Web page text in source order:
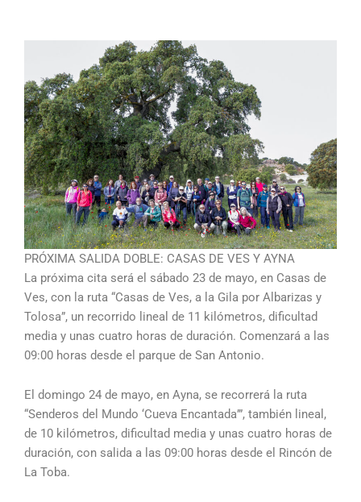
PRÓXIMA SALIDA DOBLE: CASAS DE VES Y AYNA
La próxima cita será el sábado 23 de mayo, en Casas de
Ves, con la ruta “Casas de Ves, a la Gila por Albarizas y
Tolosa”, un recorrido lineal de 11 kilómetros, dificultad
media y unas cuatro horas de duración. Comenzará a las
09:00 horas desde el parque de San Antonio.
El domingo 24 de mayo, en Ayna, se recorrerá la ruta
“Senderos del Mundo ‘Cueva Encantada’”, también lineal,
de 10 kilómetros, dificultad media y unas cuatro horas de
duración, con salida a las 09:00 horas desde el Rincón de
La Toba.